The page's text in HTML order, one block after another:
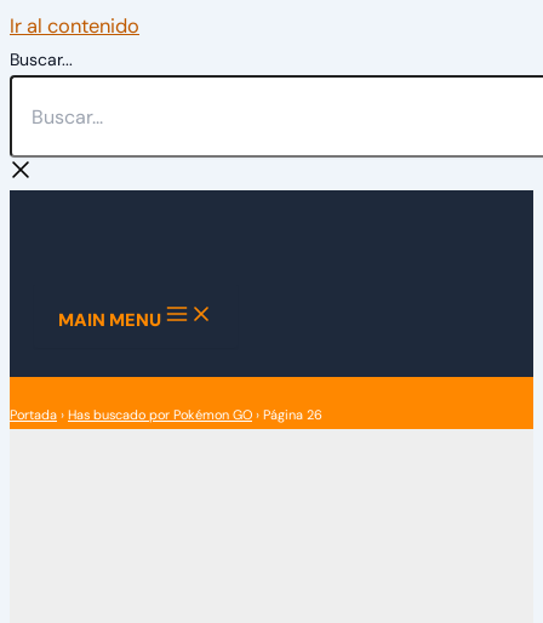
Ir al contenido
Buscar...
MAIN MENU
Portada › Has buscado por Pokémon GO › Página 26